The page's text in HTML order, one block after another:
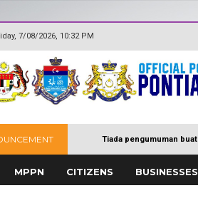
7/08/2026, 10:32 PM
Tiada pengumuman
MPPN CITIZENS BUSINESSES